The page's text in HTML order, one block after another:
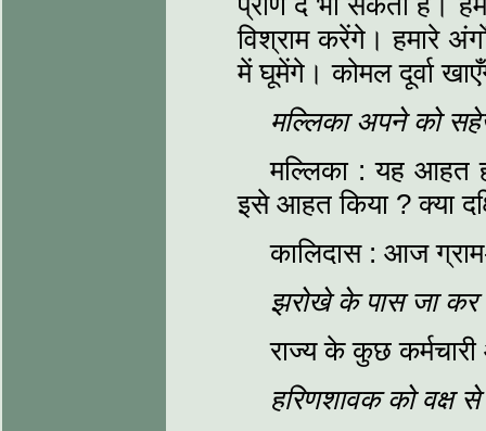
विश्राम करेंगे। हमारे
में घूमेंगे। कोमल दूर्वा
मल्लिका अपने को
मल्लिका : यह आहत
इसे आहत किया ? क्या
कालिदास : आज
झरोखे के पास जा
राज्य के कुछ
हरिणशावक को वक्ष